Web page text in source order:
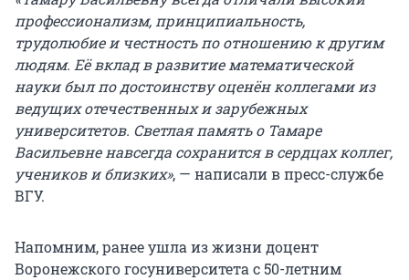
профессионализм, принципиальность,
трудолюбие и честность по отношению к другим
людям. Её вклад в развитие математической
науки был по достоинству оценён коллегами из
ведущих отечественных и зарубежных
университетов. Светлая память о Тамаре
Васильевне навсегда сохранится в сердцах коллег,
учеников и близких», — написали в пресс-службе
ВГУ.
Напомним, ранее ушла из жизни доцент
Воронежского госуниверситета с 50-летним